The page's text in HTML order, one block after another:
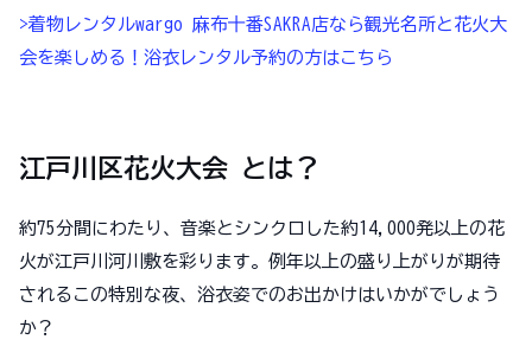
>着物レンタルwargo 麻布十番SAKRA店なら観光名所と花火大
会を楽しめる！浴衣レンタル予約の方はこちら
江戸川区花火大会 とは？
約75分間にわたり、音楽とシンクロした約14,000発以上の花
火が江戸川河川敷を彩ります。例年以上の盛り上がりが期待
されるこの特別な夜、浴衣姿でのお出かけはいかがでしょう
か？